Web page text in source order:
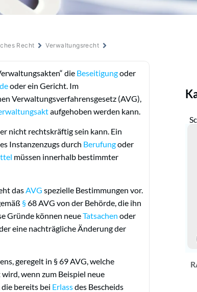
Recht
Verwaltungsrecht
die Beseitigungoder
oder ein Gericht. Im
Verwaltungsverfahrensgesetz (AVG),
aufgehoben werden kann.
nicht rechtskräftig sein kann. Ein
Instanzenzugs durch Berufungoder
müssen innerhalb bestimmter
das AVG spezielle Bestimmungen vor.
§68 AVG von der Behörde, die ihn
Gründe können neueTatsachen oder
eine nachträgliche Änderung der
geregelt in § 69 AVG, welche
wenn zum Beispiel neue
bereits bei Erlassdes Bescheids